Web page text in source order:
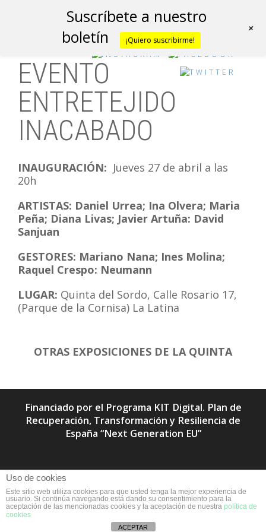
EVENTO
ENTRETEJIDO
INACABADO
INAUGURACIÓN: Jueves 27 de abril a las
20h
ARTISTAS: Daniel Urrea; Ina Olvera; Maria
Peña; Diana Livas; Javier Artuña: David
Sanjuan
GESTORES: Mariano Nana; Ines Molina;
Raquel Crespo: Neumann
LUGAR: Quinta del Sordo, Calle Rosario 17,
(Parque de la Cornisa) La Latina
OTRAS EXPOSICIONES DE LA QUINTA
Financiado por el Programa KIT Digital. Plan de
Recuperación, Transformación y Resiliencia de
España “Next Generation EU”
Uso de cookies
Este sitio web utiliza cookies para que usted tenga la mejor experiencia de
usuario. Si continúa navegando está dando su consentimiento para la
aceptación de las mencionadas cookies y la aceptación de nuestra política de
cookies
ACEPTAR
Suscríbete a nuestro
boletín
¡Quiero suscribirme!
+